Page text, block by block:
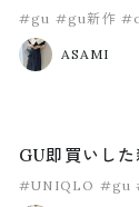
#gu #gu新作
ASAMI
GU即買いし
#UNIQLO #gu